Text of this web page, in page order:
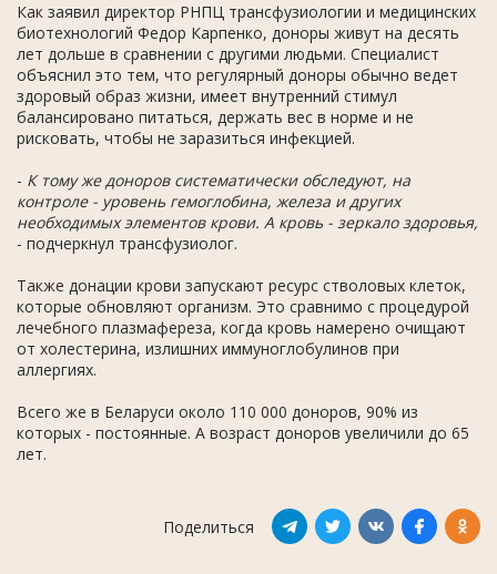
Как заявил директор РНПЦ трансфузиологии и медицинских
биотехнологий Федор Карпенко, доноры живут на десять
лет дольше в сравнении с другими людьми. Специалист
объяснил это тем, что регулярный доноры обычно ведет
здоровый образ жизни, имеет внутренний стимул
балансировано питаться, держать вес в норме и не
рисковать, чтобы не заразиться инфекцией.
- К тому же доноров систематически обследуют, на
контроле - уровень гемоглобина, железа и других
необходимых элементов крови. А кровь - зеркало здоровья,
- подчеркнул трансфузиолог.
Также донации крови запускают ресурс стволовых клеток,
которые обновляют организм. Это сравнимо с процедурой
лечебного плазмафереза, когда кровь намерено очищают
от холестерина, излишних иммуноглобулинов при
аллергиях.
Всего же в Беларуси около 110 000 доноров, 90% из
которых - постоянные. А возраст доноров увеличили до 65
лет.
Поделиться